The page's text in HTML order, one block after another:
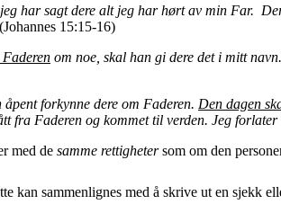
har sagt dere alt jeg har hørt av min Far.
(Johannes 15:15-16)
om noe, skal han gi dere det i mitt navn.
forkynne dere om Faderen. Den dagen
fra Faderen og kommet til verden. Jeg
med de samme rettighetersom om den
kan sammenlignes med å skrive ut en sjekk